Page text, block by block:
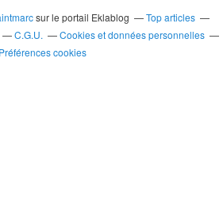
sur le portail Eklablog
Top articles
C.G.U.
Cookies et données personnelles
Préférences cookies